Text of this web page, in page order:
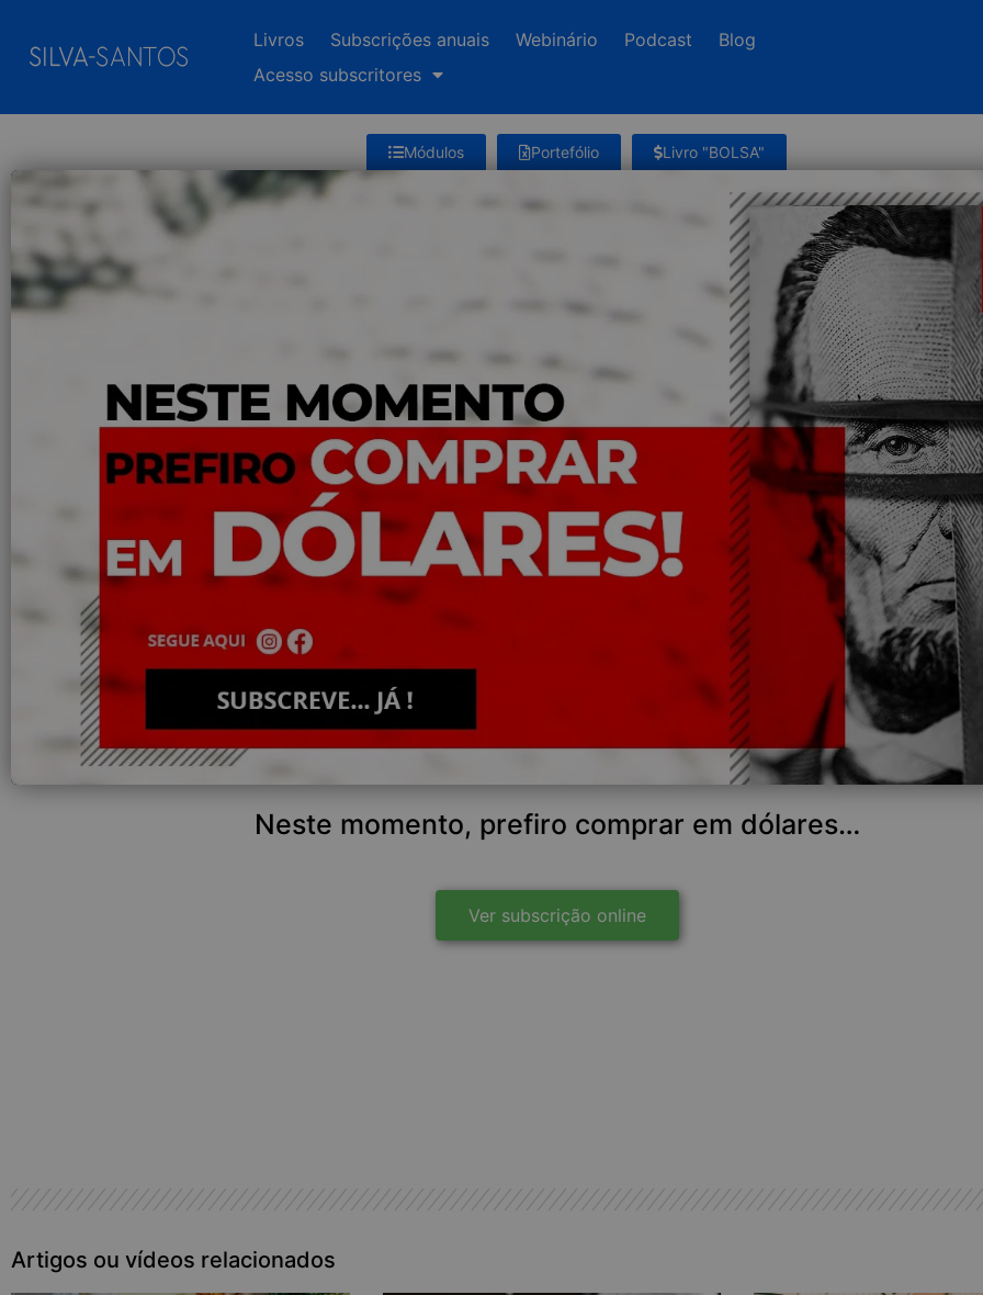
Livros Subscrições anuais Webinário Podcast
Blog
Acesso subscritores
Módulos Portefólio Livro "BOLSA"
Neste momento, prefiro comprar em dólares…
Ver subscrição online
Artigos ou vídeos relacionados